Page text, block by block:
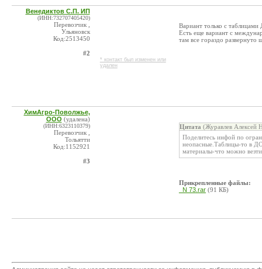
Венедиктов С.П. ИП
(ИНН:732707405420)
Перевозчик ,
Ульяновск
Код:2513450
#2
* контакт был изменен или
удален
Вариант только с
Есть еще вариант с
там все гораздо
ХимАгро-Поволжье,
ООО (удалена)
(ИНН:6323110379)
Перевозчик ,
Тольятти
Код:1152921
#3
Цитата (Журавлев Алексей
Поделитесь инфой по
неопасные.Таблицы-то в
материалы-что можно
Прикрепленные файлы:
_N 73.rar (91 КБ)